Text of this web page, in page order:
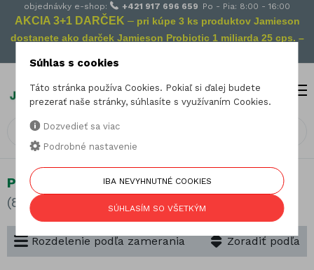
objednávky e-shop: +421 917 696 659 Po - Pia: 8:00 - 16:00
AKCIA 3+1 DARČEK – pri kúpe 3 ks produktov Jamieson
dostanete ako darček Jamieson Probiotic 1 miliarda 25 cps. –
0
Pre tehotné
(8 produktov)
Zoradiť podľa
Rozdelenie podľa zamerania
Súhlas s cookies
Táto stránka používa Cookies. Pokiaľ si ďalej budete
prezerať naše stránky, súhlasíte s využívaním Cookies.
Dozvedieť sa viac
Podrobné nastavenie
IBA NEVYHNUTNÉ COOKIES
SÚHLASÍM SO VŠETKÝM